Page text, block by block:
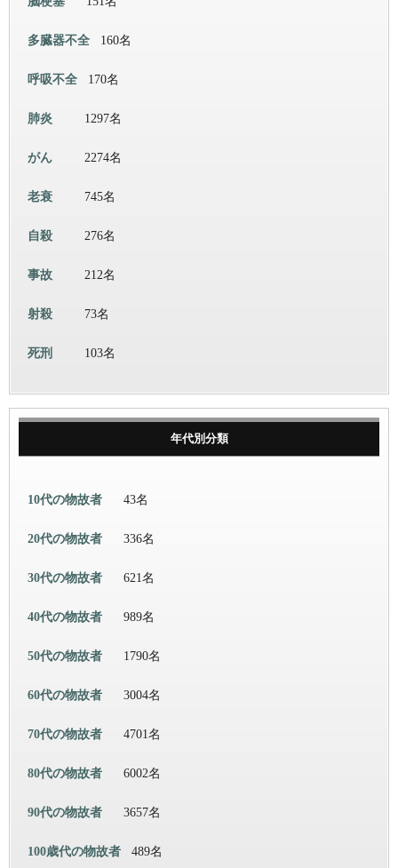
多臓器不全 160名
呼吸不全 170名
肺炎 1297名
がん 2274名
老衰 745名
自殺 276名
事故 212名
射殺 73名
死刑 103名
年代別分類
10代の物故者 43名
20代の物故者 336名
30代の物故者 621名
40代の物故者 989名
50代の物故者 1790名
60代の物故者 3004名
70代の物故者 4701名
80代の物故者 6002名
90代の物故者 3657名
100歳代の物故者 489名